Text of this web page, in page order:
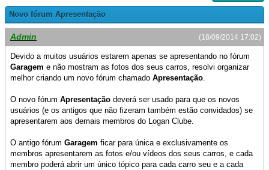
Novo fórum Apresentação
(18/09/2014 17:02)
Admin
Devido a muitos usuários estarem apenas se apresentando no fórum
Garagem e não mostram as fotos dos seus carros, resolvi organizar
melhor criando um novo fórum chamado Apresentação.
O novo fórum Apresentação deverá ser usado para que os novos
usuários (e os antigos que não fizeram também estão convidados) se
apresentarem aos demais membros do Logan Clube.
O antigo fórum Garagem ficar para única e exclusivamente os
membros apresentarem as fotos e/ou vídeos dos seus carros, e cada
membro poderá abrir um único tópico para cada carro seu e a cada